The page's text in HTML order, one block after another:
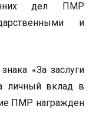
дел ПМР
и
«За заслуги
личный вклад в
ПМР награжден